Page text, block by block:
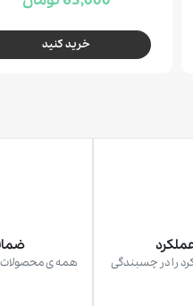
خرید کنید
را در چسبندگی
همه ی محصولات